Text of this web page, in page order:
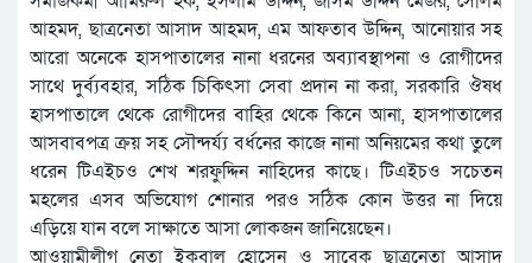
আহমদ, ছাত্রনেতা আসাদ আহমদ, এম আফতাব উদ্দিন, আনোয়ার সহ
আরো অনেকে হাসপাতালের নানা ধরনের অব্যাবস্থাপনা ও রোগীদের
সাথে দুর্ব্যবহার, সঠিক চিকিৎসা সেবা প্রদান না করা, সরকারি ঔষধ
হাসপাতালে থেকে রোগীদের বাহির থেকে কিনে আনা, হাসপাতালের
আসবাবপত্র ক্রয় সহ সৌন্দর্য্য বর্ধনের কাজে নানা অনিয়মের কথা তুলে
ধরেন টিএইচও শেখ শরফুদ্দিন নাহিদের কাছে। টিএইচও সচেতন
মহলের এসব অভিযোগ শোনার পরও সঠিক কোন উত্তর না দিয়ে
এড়িয়ে যান বলে সাক্ষাতে আসা লোকজন জানিয়েছেন।
আওয়ামীলীগ নেতা ইকবাল হোসেন ও সাবেক ছাত্রনেতা আসাদ